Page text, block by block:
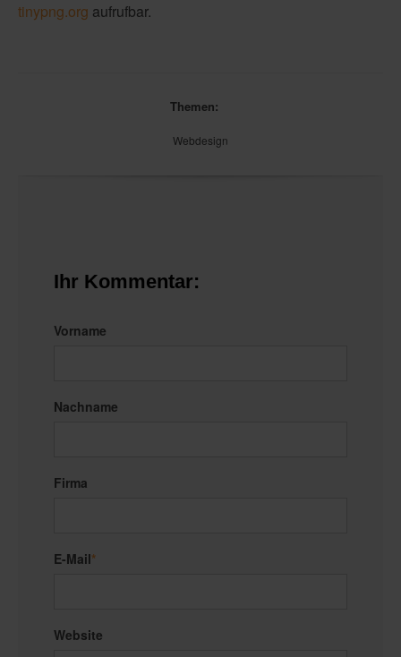
tinypng.org aufrufbar.
Themen:
Webdesign
Ihr Kommentar:
Vorname
Nachname
Firma
E-Mail*
Website